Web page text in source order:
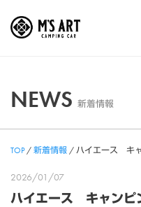
NEWS 新着情報
TOP/新着情報 /ハイエース キ
2026/01/07
ハイエース キャン